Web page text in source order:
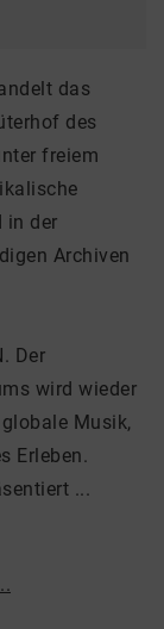
das
des
freiem
in der
Archiven
Der
wird wieder
Musik,
Erleben.
...